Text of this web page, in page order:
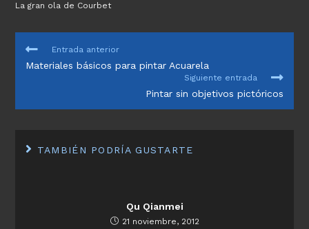
La gran ola de Courbet
LEER
ARTÍCULOS
Entrada anterior
Materiales básicos para pintar Acuarela
Siguiente entrada
Pintar sin objetivos pictóricos
TAMBIÉN PODRÍA GUSTARTE
Qu Qianmei
21 noviembre, 2012